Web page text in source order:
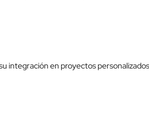
integración en proyectos